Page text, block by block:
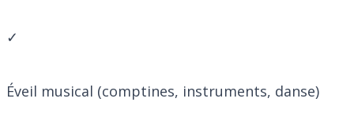
✓
Éveil musical (comptines, instruments, danse)